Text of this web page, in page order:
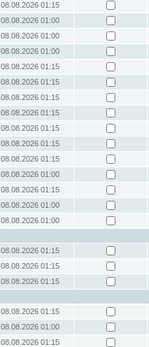
08.08.2026 01:15
08.08.2026 01:00
08.08.2026 01:00
08.08.2026 01:00
08.08.2026 01:15
08.08.2026 01:15
08.08.2026 01:15
08.08.2026 01:15
08.08.2026 01:15
08.08.2026 01:15
08.08.2026 01:15
08.08.2026 01:00
08.08.2026 01:15
08.08.2026 01:00
08.08.2026 01:00
08.08.2026 01:15
08.08.2026 01:15
08.08.2026 01:15
08.08.2026 01:15
08.08.2026 01:00
08.08.2026 01:15